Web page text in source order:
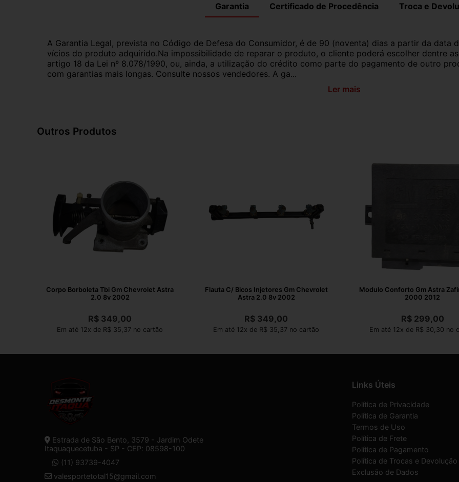
Garantia Certificado de Procedência Troca e
A Garantia Legal, prevista no Código de Defesa do Consumidor, é de 90 (noventa) dias a partir da
vícios do produto adquirido.Na impossibilidade de reparar o produto, o cliente poderá escolher dentre
artigo 18 da Lei nº 8.078/1990, ou, ainda, a utilização do crédito como parte do pagamento de outro
com garantias mais longas. Consulte nossos vendedores. A ga...
Ler mais
Outros Produtos
Corpo Borboleta Tbi Gm Chevrolet Astra
2.0 8v 2002
R$ 349,00
Em até 12x de R$ 35,37 no cartão
Flauta C/ Bicos Injetores Gm Chevrolet
Astra 2.0 8v 2002
R$ 349,00
Em até 12x de R$ 35,37 no cartão
Modulo Conforto Gm Astra
2000 2012
R$299,00
Em até 12x de R$ 30,30 no
Estrada de São Bento, 3579 - Jardim Odete
Itaquaquecetuba - SP - CEP: 08598-100
(11) 93739-4047
valesportetotal15@gmail.com
Links Úteis
Política de Privacidade
Política de Garantia
Termos de Uso
Política de Frete
Política de Pagamento
Política de Trocas e Devolução
Exclusão de Dados